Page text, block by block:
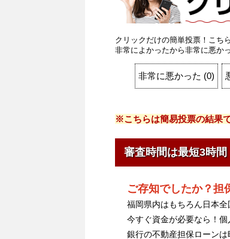
クリックだけの簡単投票！こち
非常によかったから非常に悪か
非常に悪かった (0)
※こちらは簡易投票の結果
審査時間は最短3時
ご存知でしたか？担
福岡県内はもちろん日本全
今すぐ資金が必要なら！個
銀行の不動産担保ローンは